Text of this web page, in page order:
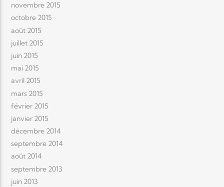
novembre 2015
octobre 2015
août 2015
juillet 2015
juin 2015
mai 2015
avril 2015
mars 2015
février 2015
janvier 2015
décembre 2014
septembre 2014
août 2014
septembre 2013
juin 2013